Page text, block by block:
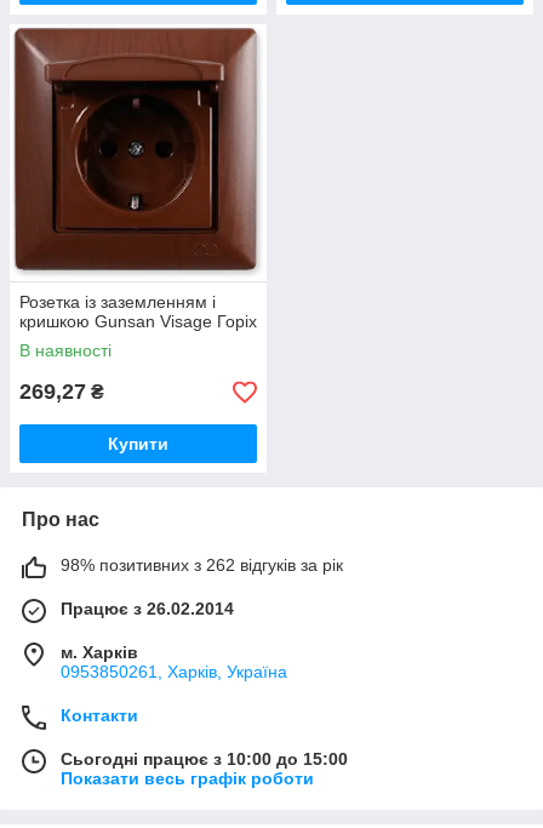
Розетка із заземленням і
кришкою Gunsan Visage Горіх
В наявності
269,27 ₴
Купити
Про нас
98% позитивних з 262 відгуків за рік
Працює з 26.02.2014
м. Харків
0953850261, Харків, Україна
Контакти
Сьогодні працює з 10:00 до 15:00
Показати весь графік роботи